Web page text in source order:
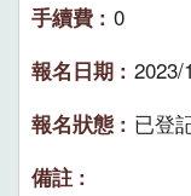
0
2023/
已登